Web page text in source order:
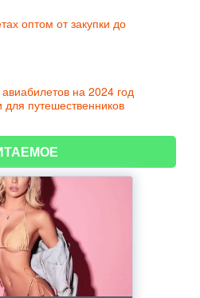
оптом от закупки до
на 2024 год
для путешественников